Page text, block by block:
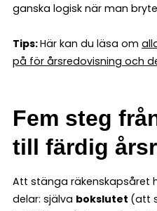
ganska logisk när man
Tips:Här kan du läsa om
på för årsredovisning och
Fem steg
till färdig
Att stänga räkenskapsåret
delar: själva bokslutet (att